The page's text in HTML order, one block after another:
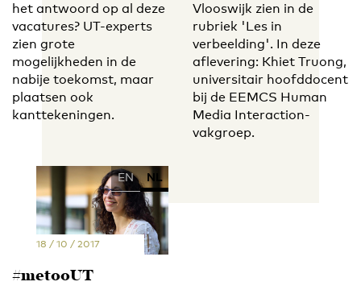
het antwoord op al deze
vacatures? UT-experts
zien grote
mogelijkheden in de
nabije toekomst, maar
plaatsen ook
kanttekeningen.
Vlooswijk zien in de
rubriek 'Les in
verbeelding'. In deze
aflevering: Khiet Truong,
universitair hoofddocent
bij de EEMCS Human
Media Interaction-
vakgroep.
EN NL
18 / 10 / 2017
#metooUT